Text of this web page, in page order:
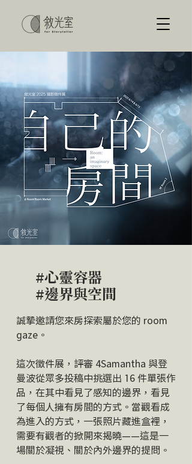
#心靈容器
#邊界與空間
誠摯邀請您來房探索屬於您的 room
gaze。
這次徵件展，評審 4Samantha 與登
曼波從眾多投稿中挑選出 16 件單張作
品，在其中看見了感知的邊界，看見
了每個人擁有房間的方式。 當觀看成
為進入的方式，一張照片藏進盒裡，
需要有觀者的掀開來揭曉——這是一
場關於凝視、關於內外邊界的提問。